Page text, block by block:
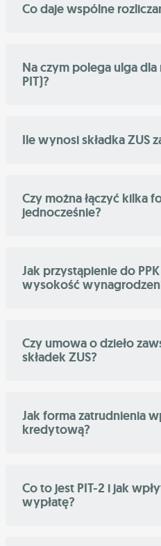
Co daje wspólne
Na czym polega ulga
PIT)?
Ile wynosi składka ZUS
Czy można łączyć kilka
jednocześnie?
Jak przystąpienie do
wysokość
Czy umowa o dzieło
składek ZUS?
Jak forma zatrudnienia
kredytową?
Co to jest PIT-2 i jak
wypłatę?